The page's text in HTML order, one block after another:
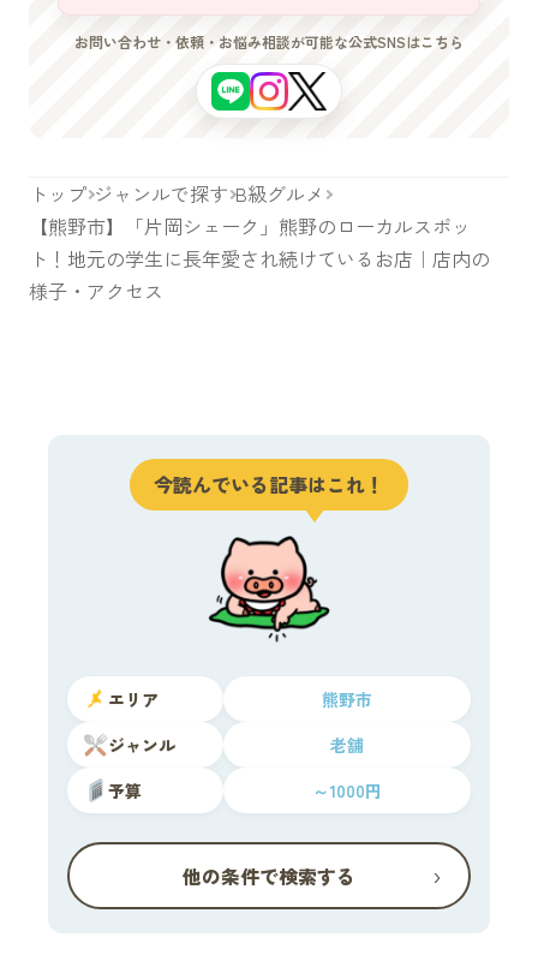
お問い合わせ・依頼・お悩み相談が可能な公式SNSはこちら
トップ ジャンルで探す B級グルメ
【熊野市】「片岡シェーク」熊野のローカルスポッ
ト！地元の学生に長年愛され続けているお店｜店内の
様子・アクセス
今読んでいる記事はこれ！
エリア
熊野市
ジャンル
老舗
予算
～1000円
他の条件で検索する ›